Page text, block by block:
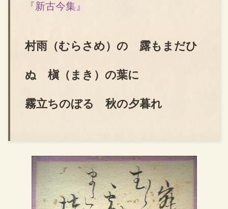
『新古今集』
村雨（むらさめ）の 露もまだひ
ぬ 槇（まき）の葉に
霧立ちのぼる 秋の夕暮れ